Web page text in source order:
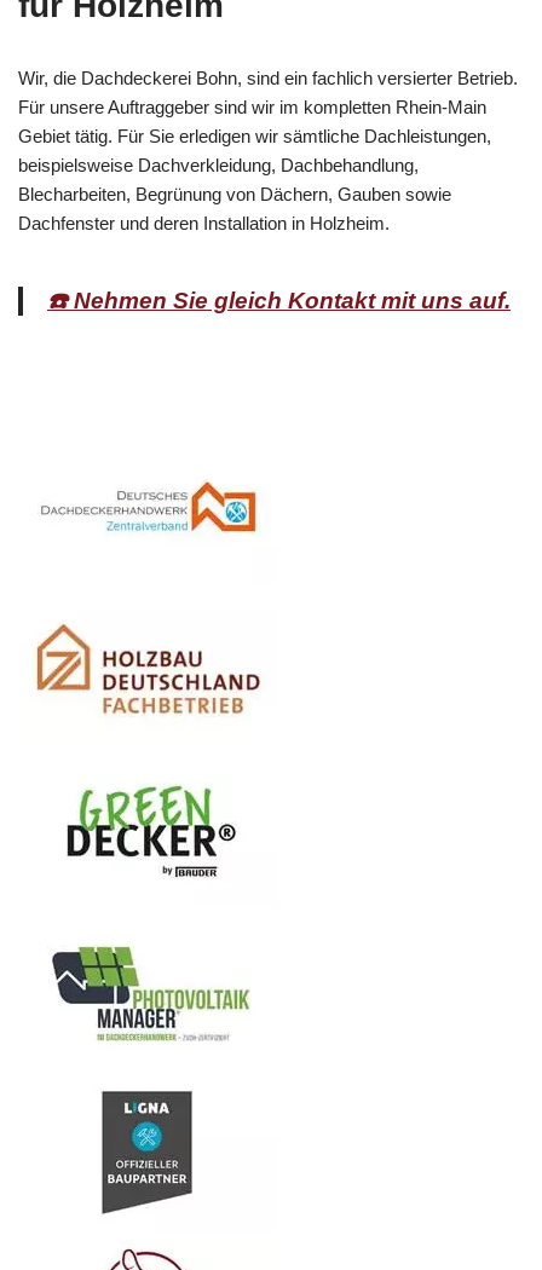
Wir, die Dachdeckerei Bohn, sind ein fachlich versierter Betrieb.
Für unsere Auftraggeber sind wir im kompletten Rhein-Main
Gebiet tätig. Für Sie erledigen wir sämtliche Dachleistungen,
beispielsweise Dachverkleidung, Dachbehandlung,
Blecharbeiten, Begrünung von Dächern, Gauben sowie
Dachfenster und deren Installation in Holzheim.
☎️ Nehmen Sie gleich Kontakt mit uns auf.